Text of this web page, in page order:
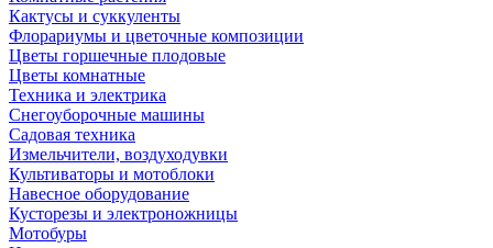
Кактусы и суккуленты
Флорариумы и цветочные композиции
Цветы горшечные плодовые
Цветы комнатные
Техника и электрика
Снегоуборочные машины
Садовая техника
Измельчители, воздуходувки
Культиваторы и мотоблоки
Навесное оборудование
Кусторезы и электроножницы
Мотобуры